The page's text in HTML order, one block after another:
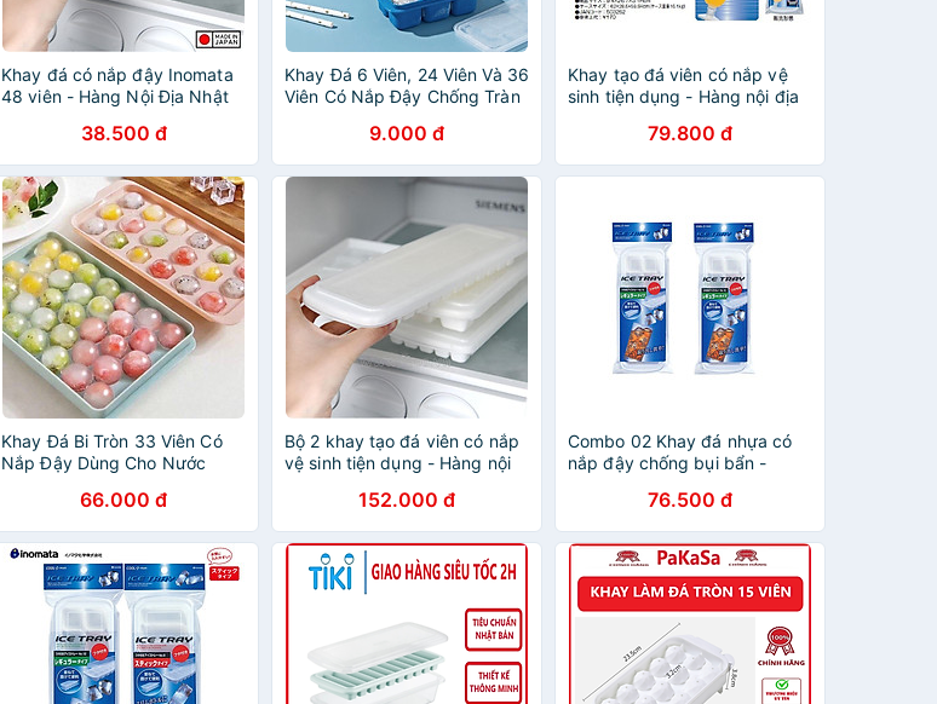
Khay đá có nắp đậy Inomata
48 viên - Hàng Nội Địa Nhật
38.500 đ
Khay Đá 6 Viên, 24 Viên Và 36
Viên Có Nắp Đậy Chống Tràn
Silicon + Nhựa Pp An Toàn
9.000 đ
Khay tạo đá viên có nắp vệ
sinh tiện dụng - Hàng nội địa
79.800 đ
Khay Đá Bi Tròn 33 Viên Có
Nắp Đậy Dùng Cho Nước
66.000 đ
Bộ 2 khay tạo đá viên có nắp
vệ sinh tiện dụng - Hàng nội
152.000 đ
Combo 02 Khay đá nhựa có
nắp đậy chống bụi bẩn -
76.500 đ